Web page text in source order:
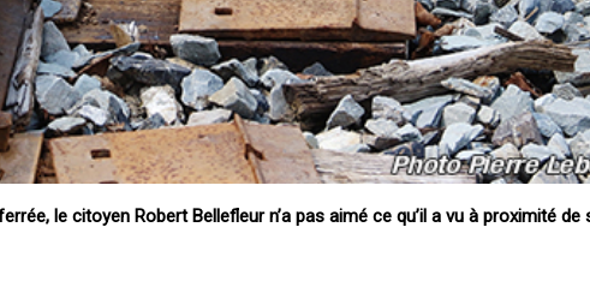
le citoyen Robert Bellefleur n’a pas aimé ce qu’il a vu à proximité de